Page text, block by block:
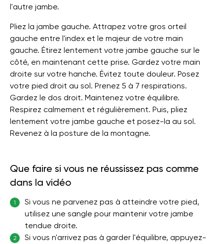
l'autre jambe.
Pliez la jambe gauche. Attrapez votre gros orteil
gauche entre l'index et le majeur de votre main
gauche. Étirez lentement votre jambe gauche sur le
côté, en maintenant cette prise. Gardez votre main
droite sur votre hanche. Évitez toute douleur. Posez
votre pied droit au sol. Prenez 5 à 7 respirations.
Gardez le dos droit. Maintenez votre équilibre.
Respirez calmement et régulièrement. Puis, pliez
lentement votre jambe gauche et posez-la au sol.
Revenez à la posture de la montagne.
Que faire si vous ne réussissez pas comme
dans la vidéo
1
Si vous ne parvenez pas à atteindre votre pied,
utilisez une sangle pour maintenir votre jambe
tendue droite.
2
Si vous n'arrivez pas à garder l'équilibre, appuyez-